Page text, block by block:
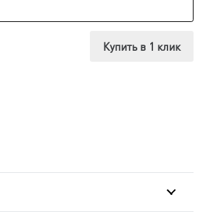
Купить в 1 клик